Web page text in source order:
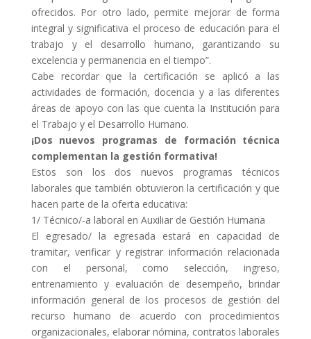
ofrecidos. Por otro lado, permite mejorar de forma
integral y significativa el proceso de educación para el
trabajo y el desarrollo humano, garantizando su
excelencia y permanencia en el tiempo”.
Cabe recordar que la certificación se aplicó a las
actividades de formación, docencia y a las diferentes
áreas de apoyo con las que cuenta la Institución para
el Trabajo y el Desarrollo Humano.
¡Dos nuevos programas de formación técnica
complementan la gestión formativa!
Estos son los dos nuevos programas técnicos
laborales que también obtuvieron la certificación y que
hacen parte de la oferta educativa:
1/ Técnico/-a laboral en Auxiliar de Gestión Humana
El egresado/ la egresada estará en capacidad de
tramitar, verificar y registrar información relacionada
con el personal, como selección, ingreso,
entrenamiento y evaluación de desempeño, brindar
información general de los procesos de gestión del
recurso humano de acuerdo con procedimientos
organizacionales, elaborar nómina, contratos laborales
ACTUALITAT
Notícies
Butlletins
Diari de la Fundació
Fundesplai als mitjans
Xarxes socials
COL·LABORA
Fes voluntariat
Fes un donatiu
Treballa amb nosaltres